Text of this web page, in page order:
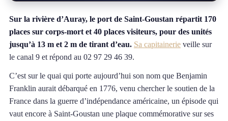
Sur la rivière d’Auray, le port de Saint-Goustan répartit 170
places sur corps-mort et 40 places visiteurs, pour des unités
jusqu’à 13 m et 2 m de tirant d’eau. Sa capitainerieveille sur
le canal 9 et répond au 02 97 29 46 39.
C’est sur le quai qui porte aujourd’hui son nom que Benjamin
Franklin aurait débarqué en 1776, venu chercher le soutien de la
France dans la guerre d’indépendance américaine, un épisode qui
vaut encore à Saint-Goustan une plaque commémorative sur ses